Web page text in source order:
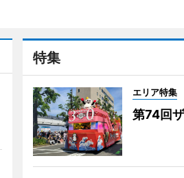
特集
エリア特集
第74回